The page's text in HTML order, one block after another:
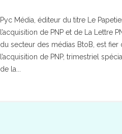
Pyc Média, éditeur du titre Le
l’acquisition de PNP et de La Lettre
du secteur des médias BtoB, est fier
l’acquisition de PNP, trimestriel
de la...